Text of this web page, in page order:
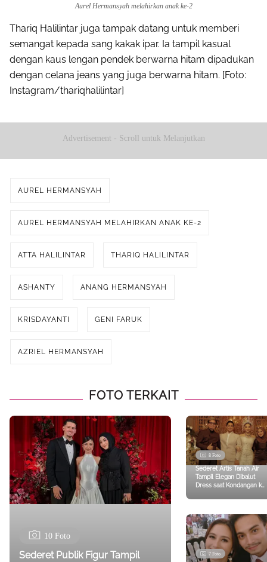
Aurel Hermansyah melahirkan anak ke-2
Thariq Halilintar juga tampak datang untuk memberi
semangat kepada sang kakak ipar. Ia tampil kasual
dengan kaus lengan pendek berwarna hitam dipadukan
dengan celana jeans yang juga berwarna hitam. [Foto:
Instagram/thariqhalilintar]
Advertisement - Scroll untuk Melanjutkan
AUREL HERMANSYAH
AUREL HERMANSYAH MELAHIRKAN ANAK KE-2
ATTA HALILINTAR THARIQ HALILINTAR
ASHANTY ANANG HERMANSYAH
KRISDAYANTI GENI FARUK
AZRIEL HERMANSYAH
FOTO TERKAIT
10 Foto
Sederet Publik Figur Tampil
8 Foto
Sederet Artis Tanah Air
Tampil Elegan Dibalut
Dress saat Kondangan ke
7 Foto